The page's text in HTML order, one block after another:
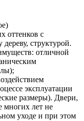
оттенков с
структурой.
отличной
эксплуатации
размеры). Двери,
многих лет не
уходе и при этом